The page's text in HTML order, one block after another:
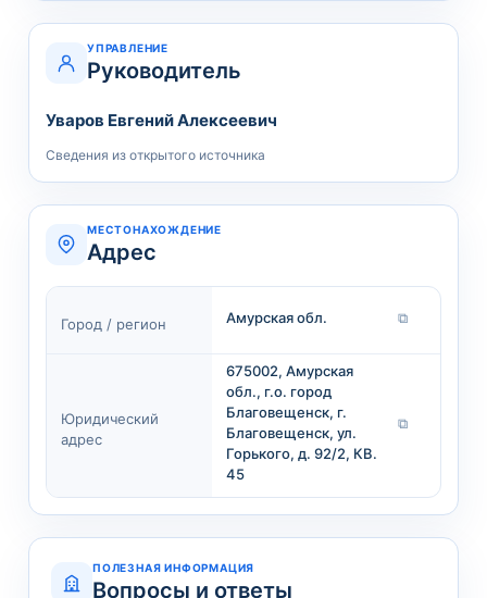
УПРАВЛЕНИЕ
Руководитель
Уваров Евгений Алексеевич
Сведения из открытого источника
МЕСТОНАХОЖДЕНИЕ
Адрес
Город / регион Амурская обл. ⧉
Юридический
адрес
675002, Амурская
обл., г.о. город
Благовещенск, г.
Благовещенск, ул.
Горького, д. 92/2, КВ.
45
⧉
ПОЛЕЗНАЯ ИНФОРМАЦИЯ
Вопросы и ответы